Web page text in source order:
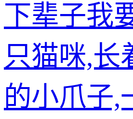
下辈子我
只猫咪,长
的小爪子,